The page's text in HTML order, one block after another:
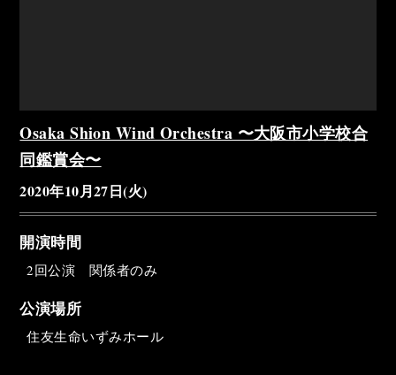
Osaka Shion Wind Orchestra 〜大阪市小学校合
同鑑賞会〜
2020年10月27日(火)
開演時間
2回公演 関係者のみ
公演場所
住友生命いずみホール